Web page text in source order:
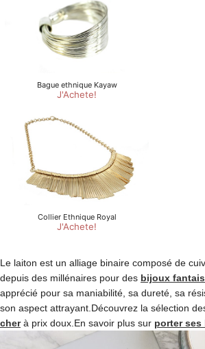
Le laiton est un alliage binaire composé de
depuis des millénaires pour des bijoux
apprécié pour sa maniabilité, sa dureté, sa
son aspect attrayant.Découvrez la sélection
cherà prix doux.En savoir plus sur porter